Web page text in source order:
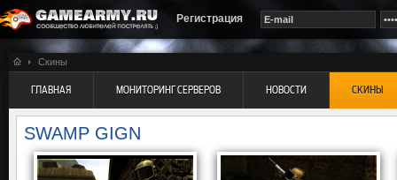
Регистрация
Скины
ГЛАВНАЯ МОНИТОРИНГ СЕРВЕРОВ НОВОСТИ СКИНЫ
SWAMP GIGN